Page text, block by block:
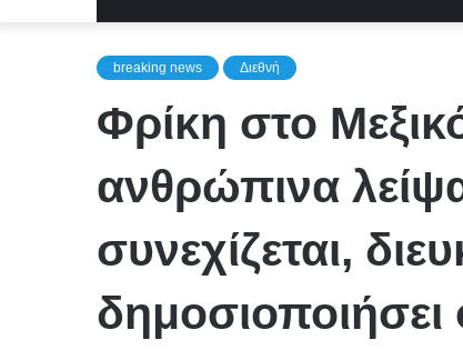
breaking news Διεθνή
Φρίκη στο
ανθρώπινα
συνεχίζεται,
δημοσιοποιήσει